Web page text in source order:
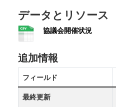
データとリソース
協議会開催状況
追加情報
フィールド
最終更新